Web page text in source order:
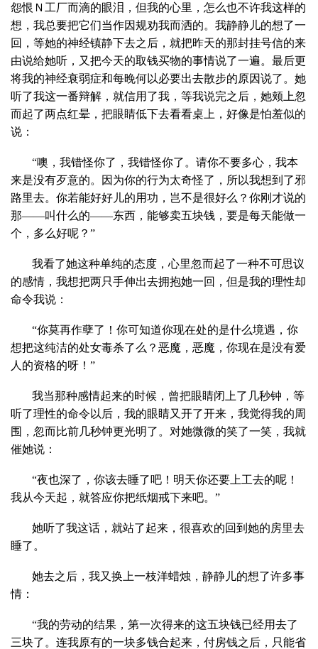
怨恨Ｎ工厂而滴的眼泪，但我的心里，怎么也不许我这样的
想，我总要把它们当作因规劝我而洒的。我静静儿的想了一
回，等她的神经镇静下去之后，就把昨天的那封挂号信的来
由说给她听，又把今天的取钱买物的事情说了一遍。最后更
将我的神经衰弱症和每晚何以必要出去散步的原因说了。她
听了我这一番辩解，就信用了我，等我说完之后，她颊上忽
而起了两点红晕，把眼睛低下去看看桌上，好像是怕羞似的
说：
“噢，我错怪你了，我错怪你了。请你不要多心，我本
来是没有歹意的。因为你的行为太奇怪了，所以我想到了邪
路里去。你若能好好儿的用功，岂不是很好么？你刚才说的
那——叫什么的——东西，能够卖五块钱，要是每天能做一
个，多么好呢？”
我看了她这种单纯的态度，心里忽而起了一种不可思议
的感情，我想把两只手伸出去拥抱她一回，但是我的理性却
命令我说：
“你莫再作孽了！你可知道你现在处的是什么境遇，你
想把这纯洁的处女毒杀了么？恶魔，恶魔，你现在是没有爱
人的资格的呀！”
我当那种感情起来的时候，曾把眼睛闭上了几秒钟，等
听了理性的命令以后，我的眼睛又开了开来，我觉得我的周
围，忽而比前几秒钟更光明了。对她微微的笑了一笑，我就
催她说：
“夜也深了，你该去睡了吧！明天你还要上工去的呢！
我从今天起，就答应你把纸烟戒下来吧。”
她听了我这话，就站了起来，很喜欢的回到她的房里去
睡了。
她去之后，我又换上一枝洋蜡烛，静静儿的想了许多事
情：
“我的劳动的结果，第一次得来的这五块钱已经用去了
三块了。连我原有的一块多钱合起来，付房钱之后，只能省